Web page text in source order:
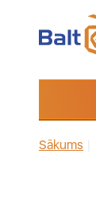
Sākums